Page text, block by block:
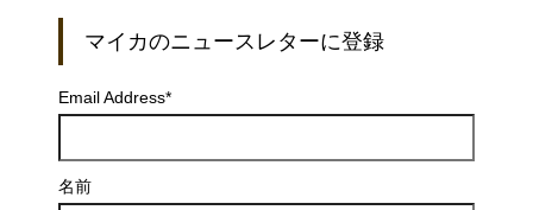
マイカのニュースレターに登録
Email Address*
名前